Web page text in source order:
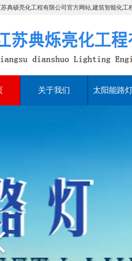
典硕亮化工程有限公司官方网站,建筑智能化工
关于我们 太阳能路